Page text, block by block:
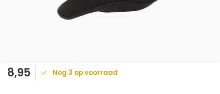
8,95 Nog 3 op voorraad